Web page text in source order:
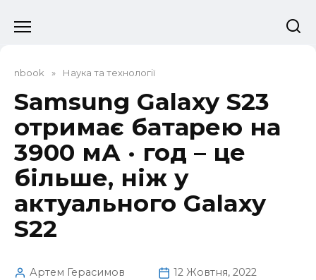
до
nbook » Наука та технології
Samsung Galaxy S23
отримає батарею на
3900 мА · год – це
більше, ніж у
актуального Galaxy
S22
Артем Герасимов 12 Жовтня, 2022